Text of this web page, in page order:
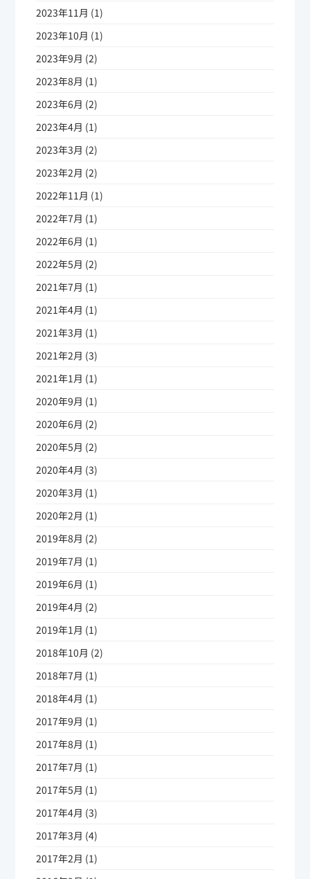
2023年11月 (1)
2023年10月 (1)
2023年9月 (2)
2023年8月 (1)
2023年6月 (2)
2023年4月 (1)
2023年3月 (2)
2023年2月 (2)
2022年11月 (1)
2022年7月 (1)
2022年6月 (1)
2022年5月 (2)
2021年7月 (1)
2021年4月 (1)
2021年3月 (1)
2021年2月 (3)
2021年1月 (1)
2020年9月 (1)
2020年6月 (2)
2020年5月 (2)
2020年4月 (3)
2020年3月 (1)
2020年2月 (1)
2019年8月 (2)
2019年7月 (1)
2019年6月 (1)
2019年4月 (2)
2019年1月 (1)
2018年10月 (2)
2018年7月 (1)
2018年4月 (1)
2017年9月 (1)
2017年8月 (1)
2017年7月 (1)
2017年5月 (1)
2017年4月 (3)
2017年3月 (4)
2017年2月 (1)